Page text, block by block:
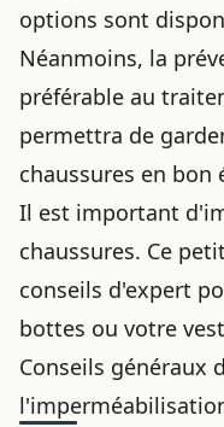
options sont
Néanmoins, la
préférable au
permettra de
chaussures en bon
Il est important
chaussures. Ce
conseils d'expert
bottes ou votre
Conseils généraux